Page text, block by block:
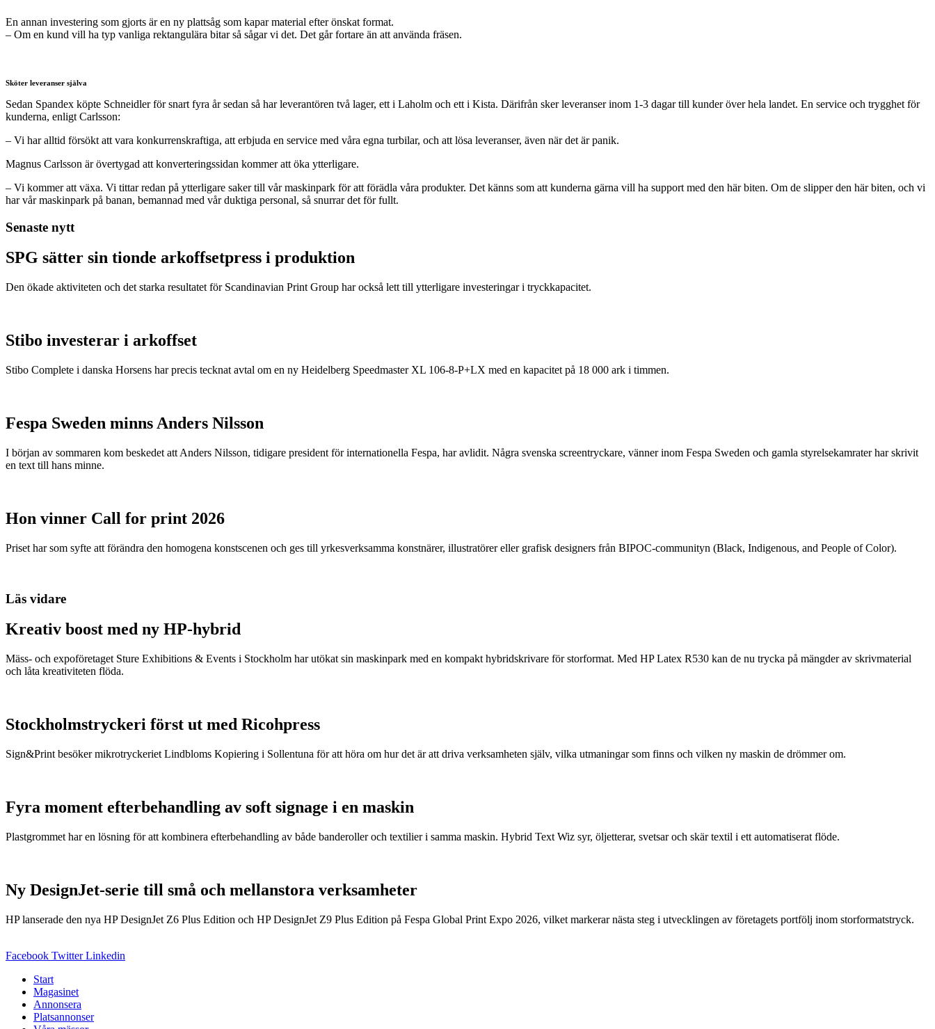
En annan investering som gjorts är en ny plattsåg som kapar material efter önskat format.
– Om en kund vill ha typ vanliga rektangulära bitar så sågar vi det. Det går fortare än att använda fräsen.
Sköter leveranser själva
Sedan Spandex köpte Schneidler för snart fyra år sedan så har leverantören två lager, ett i Laholm och ett i Kista. Därifrån sker leveranser inom 1-3 dagar till kunder över hela landet. En service och trygghet för
kunderna, enligt Carlsson:
– Vi har alltid försökt att vara konkurrenskraftiga, att erbjuda en service med våra egna turbilar, och att lösa leveranser, även när det är panik.
Magnus Carlsson är övertygad att konverteringssidan kommer att öka ytterligare.
– Vi kommer att växa. Vi tittar redan på ytterligare saker till vår maskinpark för att förädla våra produkter. Det känns som att kunderna gärna vill ha support med den här biten. Om de slipper den här biten, och vi
har vår maskinpark på banan, bemannad med vår duktiga personal, så snurrar det för fullt.
Senaste nytt
SPG sätter sin tionde arkoffsetpress i produktion
Den ökade aktiviteten och det starka resultatet för Scandinavian Print Group har också lett till ytterligare investeringar i tryckkapacitet.
Stibo investerar i arkoffset
Stibo Complete i danska Horsens har precis tecknat avtal om en ny Heidelberg Speedmaster XL 106-8-P+LX med en kapacitet på 18 000 ark i timmen.
Fespa Sweden minns Anders Nilsson
I början av sommaren kom beskedet att Anders Nilsson, tidigare president för internationella Fespa, har avlidit. Några svenska screentryckare, vänner inom Fespa Sweden och gamla styrelsekamrater har skrivit
en text till hans minne.
Hon vinner Call for print 2026
Priset har som syfte att förändra den homogena konstscenen och ges till yrkesverksamma konstnärer, illustratörer eller grafisk designers från BIPOC-communityn (Black, Indigenous, and People of Color).
Läs vidare
Kreativ boost med ny HP-hybrid
Mäss- och expoföretaget Sture Exhibitions & Events i Stockholm har utökat sin maskinpark med en kompakt hybridskrivare för storformat. Med HP Latex R530 kan de nu trycka på mängder av skrivmaterial
och låta kreativiteten flöda.
Stockholmstryckeri först ut med Ricohpress
Sign&Print besöker mikrotryckeriet Lindbloms Kopiering i Sollentuna för att höra om hur det är att driva verksamheten själv, vilka utmaningar som finns och vilken ny maskin de drömmer om.
Fyra moment efterbehandling av soft signage i en maskin
Plastgrommet har en lösning för att kombinera efterbehandling av både banderoller och textilier i samma maskin. Hybrid Text Wiz syr, öljetterar, svetsar och skär textil i ett automatiserat flöde.
Ny DesignJet-serie till små och mellanstora verksamheter
HP lanserade den nya HP DesignJet Z6 Plus Edition och HP DesignJet Z9 Plus Edition på Fespa Global Print Expo 2026, vilket markerar nästa steg i utvecklingen av företagets portfölj inom storformatstryck.
Facebook Twitter Linkedin
Start
Magasinet
Annonsera
Platsannonser